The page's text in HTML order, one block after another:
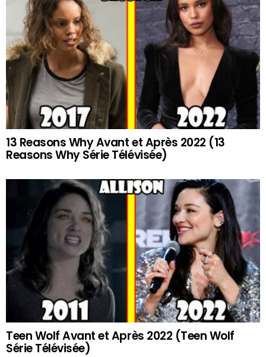
13 Reasons Why Avant et Après 2022 (13
Reasons Why Série Télévisée)
Teen Wolf Avant et Après 2022 (Teen Wolf
Série Télévisée)